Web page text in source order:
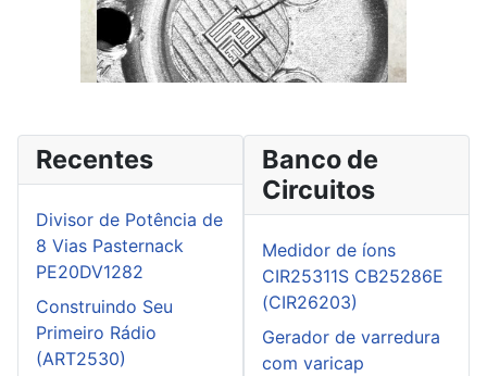
Recentes
Divisor de Potência de
8 Vias Pasternack
PE20DV1282
Construindo Seu
Primeiro Rádio
(ART2530)
Banco de
Circuitos
Medidor de íons
CIR25311S CB25286E
(CIR26203)
Gerador de varredura
com varicap